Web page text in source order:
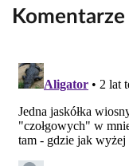
Komentarze